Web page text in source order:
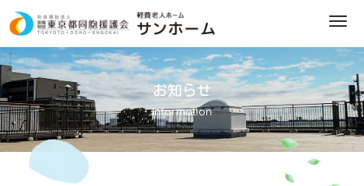
M
e
n
u
お知らせ
Information